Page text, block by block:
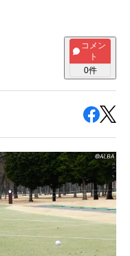
コメン
ト
0件